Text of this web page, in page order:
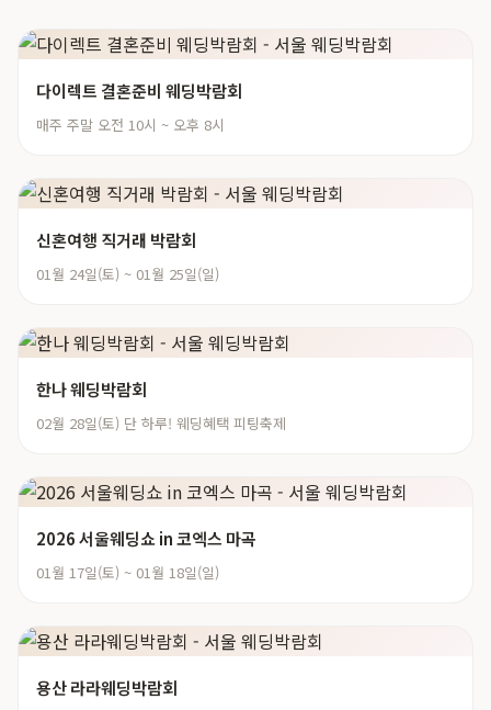
다이렉트 결혼준비 웨딩박람회
매주 주말 오전 10시 ~ 오후 8시
신혼여행 직거래 박람회
01월 24일(토) ~ 01월 25일(일)
한나 웨딩박람회
02월 28일(토) 단 하루! 웨딩혜택 피팅축제
2026 서울웨딩쇼 in 코엑스 마곡
01월 17일(토) ~ 01월 18일(일)
용산 라라웨딩박람회